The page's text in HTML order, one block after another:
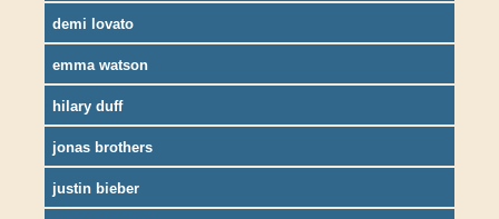
demi lovato
emma watson
hilary duff
jonas brothers
justin bieber